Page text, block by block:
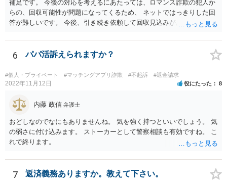
補足です。 今後の対応を考えるにあたっては、ロマンス詐欺の犯人か
らの、回収可能性が問題になってくるため、 ネットではっきりした回
答が難しいです。 今後、引き続き依頼して回収見込みがあるのなら、
このまま続けても相手からの回収が全然見込めないようなケースな
ら、ここで依頼を終了したい、着手金を一部返してくれないかとか、
6 パパ活訴えられますか？
#個人・プライベート #マッチングアプリ詐欺 #不起訴 #返金請求
2022年11月12日 役にたった 8
内藤 政信 弁護士
おどしなのでなにもありませんね。 気を強く持つといいでしょう。 気
の弱さに付け込みます。 ストーカーとして警察相談も有効ですね。 こ
れで終ります。
7 返済義務ありますか。教えて下さい。